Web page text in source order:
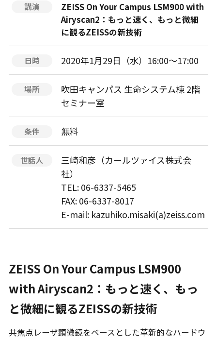
講演
ZEISS On Your Campus LSM900 with
Airyscan2：もっと速く、もっと微細
に観るZEISSの新技術
日時 2020年1月29日（水）16:00〜17:00
場所
吹田キャンパス 生命システム棟 2階
セミナー室
条件 無料
世話人
三崎和彦（カールツァイス株式会
社）
TEL: 06-6337-5465
FAX: 06-6337-8017
E-mail: kazuhiko.misaki(a)zeiss.com
ZEISS On Your Campus LSM900
with Airyscan2：もっと速く、もっ
と微細に観るZEISSの新技術
共焦点レーザ顕微鏡をベースとした革新的なハードウ